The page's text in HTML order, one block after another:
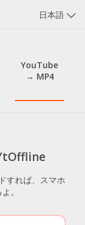
日本語
YouTube
→ MP4
すれば、スマホ
。